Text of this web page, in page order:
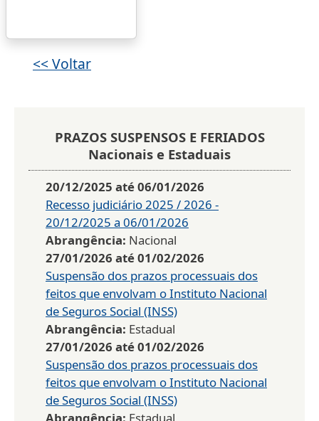
<< Voltar
PRAZOS SUSPENSOS E FERIADOS
Nacionais e Estaduais
20/12/2025 até06/01/2026
Recesso judiciário 2025 / 2026 -
20/12/2025 a 06/01/2026
Abrangência: Nacional
27/01/2026 até01/02/2026
Suspensão dos prazos processuais dos
feitos que envolvam o Instituto Nacional
de Seguros Social (INSS)
Abrangência: Estadual
27/01/2026 até01/02/2026
Suspensão dos prazos processuais dos
feitos que envolvam o Instituto Nacional
de Seguros Social (INSS)